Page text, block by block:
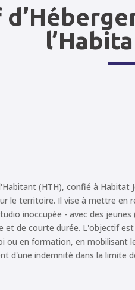
(HTH), confié à Habitat
le territoire. Il vise à mettre en
inoccupée - avec des jeunes
et de courte durée. L'objectif
ou en formation, en mobilisant
d'une indemnité dans la limite